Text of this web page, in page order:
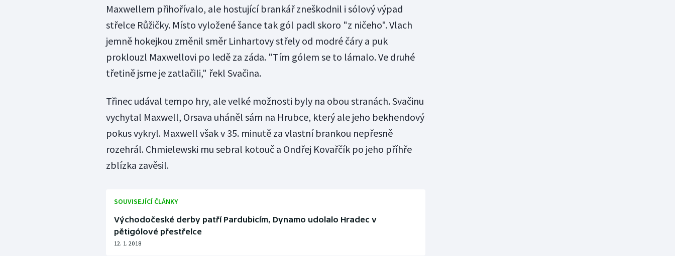
Maxwellem přihořívalo, ale hostující brankář zneškodnil i sólový výpad
střelce Růžičky. Místo vyložené šance tak gól padl skoro "z ničeho". Vlach
jemně hokejkou změnil směr Linhartovy střely od modré čáry a puk
proklouzl Maxwellovi po ledě za záda. "Tím gólem se to lámalo. Ve druhé
třetině jsme je zatlačili," řekl Svačina.
Třinec udával tempo hry, ale velké možnosti byly na obou stranách. Svačinu
vychytal Maxwell, Orsava uháněl sám na Hrubce, který ale jeho bekhendový
pokus vykryl. Maxwell však v 35. minutě za vlastní brankou nepřesně
rozehrál. Chmielewski mu sebral kotouč a Ondřej Kovařčík po jeho příhře
zblízka zavěsil.
SOUVISEJÍCÍ ČLÁNKY
Východočeské derby patří Pardubicím, Dynamo udolalo Hradec v
pětigólové přestřelce
12. 1. 2018